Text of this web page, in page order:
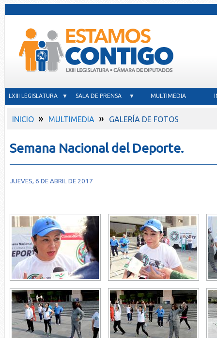
LXIII LEGISLATURA ▼ SALA DE PRENSA ▼ MULTIMEDIA
INICIO » MULTIMEDIA » GALERÍA DE FOTOS
Semana Nacional del Deporte.
JUEVES, 6 DE ABRIL DE 2017